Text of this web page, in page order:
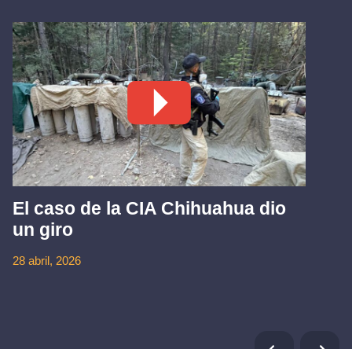
El caso de la CIA Chihuahua dio
un giro
28 abril, 2026